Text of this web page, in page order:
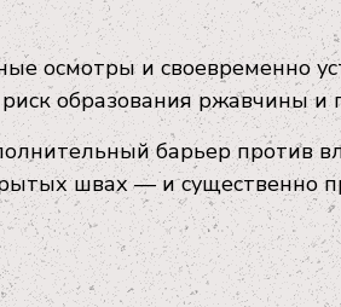
осмотры и своевременно
образования ржавчины и
барьер против
швах — и существенно